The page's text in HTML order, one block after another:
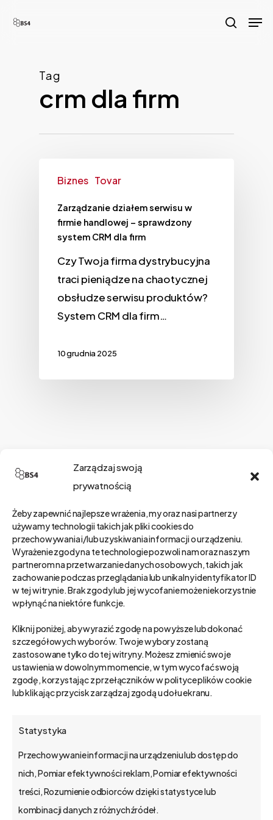
Zarządzaj swoją
prywatnością
Żeby zapewnić najlepsze wrażenia, my oraz nasi partnerzy
używamy technologii takich jak pliki cookies do
przechowywania i/lub uzyskiwania informacji o urządzeniu.
Wyrażenie zgody na te technologie pozwoli nam oraz naszym
partnerom na przetwarzanie danych osobowych, takich jak
zachowanie podczas przeglądania lub unikalny identyfikator ID
w tej witrynie. Brak zgody lub jej wycofanie może niekorzystnie
wpłynąć na niektóre funkcje.
Kliknij poniżej, aby wyrazić zgodę na powyższe lub dokonać
szczegółowych wyborów. Twoje wybory zostaną
zastosowane tylko do tej witryny. Możesz zmienić swoje
ustawienia w dowolnym momencie, w tym wycofać swoją
zgodę, korzystając z przełączników w polityce plików cookie
lub klikając przycisk zarządzaj zgodą u dołu ekranu.
Statystyka
Przechowywanie informacji na urządzeniu lub dostęp do
nich, Pomiar efektywności reklam, Pomiar efektywności
treści, Rozumienie odbiorców dzięki statystyce lub
kombinacji danych z różnych źródeł.
search
Tag
crm dla firm
Biznes Tovar
Zarządzanie działem serwisu w
firmie handlowej – sprawdzony
system CRM dla firm
Czy Twoja firma dystrybucyjna
traci pieniądze na chaotycznej
obsłudze serwisu produktów?
System CRM dla firm…
10 grudnia 2025
Kategorie
Kategorie
Wybierz Kategoria
Najnowsze posty
bs4 API changelog
debugować bs4 API dla bs4 core
Efektywność pracy: analiza
4 skuteczne metody pozyskiwania
klientów